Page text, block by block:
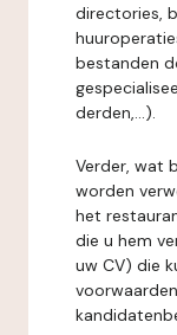
directories,
bestanden
derden,...).
Verder, wat
worden
het
die u hem
uw CV) die